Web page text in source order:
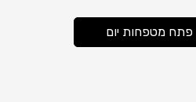
פתח מטפחות יום